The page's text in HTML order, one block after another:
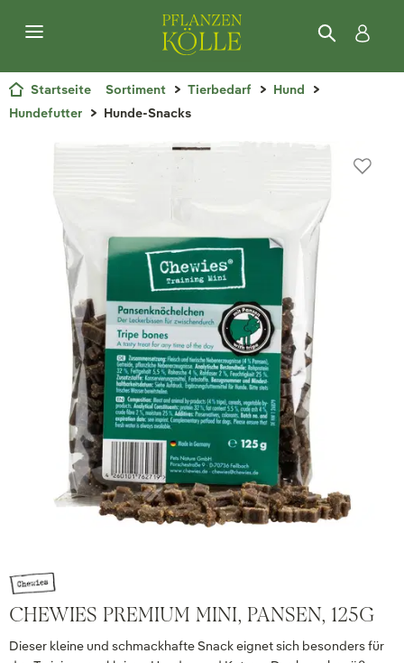
Startseite Sortiment Tierbedarf
Hund
Hundefutter
Hunde-Snacks
CHEWIES PREMIUM MINI, PANSEN, 125G
Dieser kleine und schmackhafte Snack eignet sich besonders für